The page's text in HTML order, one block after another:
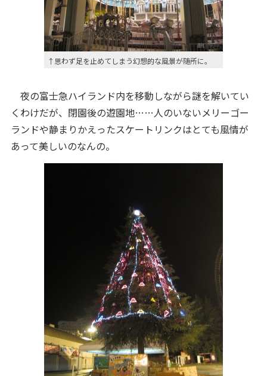
↑思わず足を止めてしまう幻想的な風景が随所に。
夜の富士急ハイランド内を移動しながら謎を解いてい
くわけだが、閉園後の遊園地……人のいないメリーゴー
ランドや静まりかえったスケートリンクはとても風情が
あって美しいのなんの。